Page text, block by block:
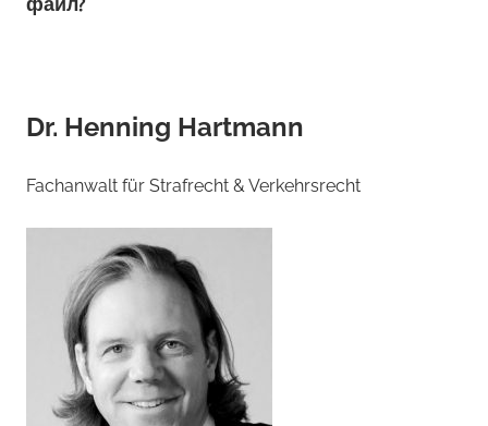
Dr. Henning Hartmann
Fachanwalt für Strafrecht & Verkehrsrecht